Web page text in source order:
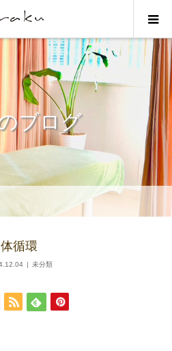
ブログ
体循環
未分類